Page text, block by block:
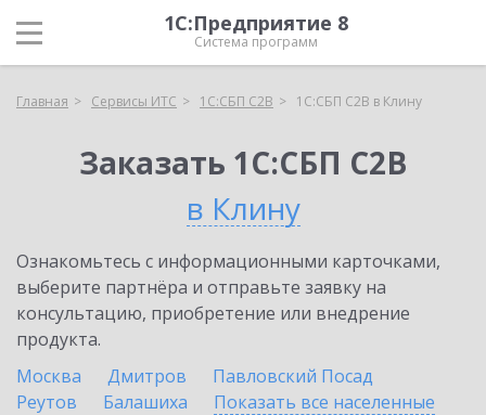
1С:Предприятие 8
Система программ
Главная Сервисы ИТС 1С:СБП C2B 1С:СБП C2B в Клину
Заказать 1С:СБП C2B
в Клину
Ознакомьтесь с информационными карточками,
выберите партнёра и отправьте заявку на
консультацию, приобретение или внедрение
продукта.
Москва
Дмитров
Павловский Посад
Реутов
Балашиха
Показать все населенные